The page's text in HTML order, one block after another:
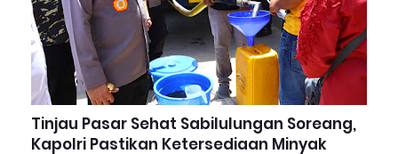
Tinjau Pasar Sehat Sabilulungan Soreang,
Kapolri Pastikan Ketersediaan Minyak